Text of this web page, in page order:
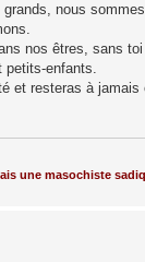
nous
nos êtres, sans
petits-enfants.
et resteras à jamais
une masochiste